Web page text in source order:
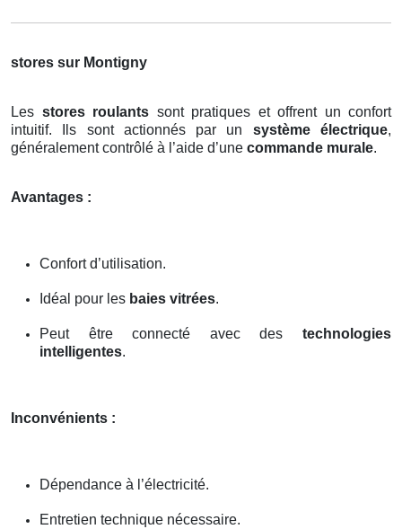
stores sur Montigny
Les stores roulants sont pratiques et offrent un confort
intuitif. Ils sont actionnés par un système électrique,
généralement contrôlé à l’aide d’une commande murale.
Avantages :
Confort d’utilisation.
Idéal pour les baies vitrées.
Peut être connecté avec des technologies
intelligentes.
Inconvénients :
Dépendance à l’électricité.
Entretien technique nécessaire.